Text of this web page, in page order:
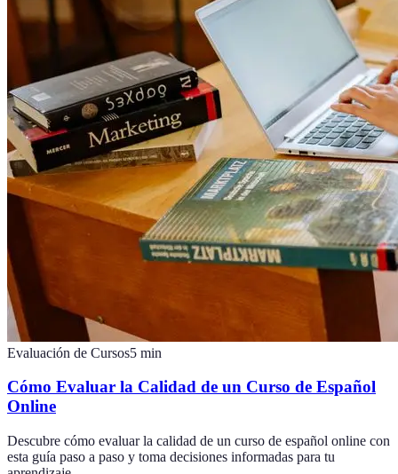
Evaluación de Cursos5 min
Cómo Evaluar la Calidad de un Curso de Español
Online
Descubre cómo evaluar la calidad de un curso de español online con
esta guía paso a paso y toma decisiones informadas para tu